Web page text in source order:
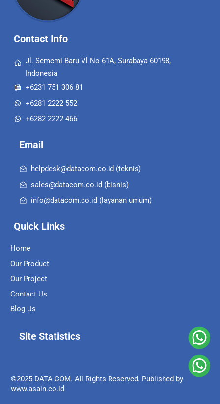
Contact Info
Jl. Sememi Baru Vl No 61A, Surabaya 60198,
Indonesia
+6231 751 306 81
+6281 2222 552
+6282 2222 466
Email
helpdesk@datacom.co.id (teknis)
sales@datacom.co.id (bisnis)
info@datacom.co.id (layanan umum)
Quick Links
Home
Our Product
Our Project
Contact Us
Blog Us
Site Statistics
©2025 DATA COM. All Rights Reserved. Published by
www.asain.co.id